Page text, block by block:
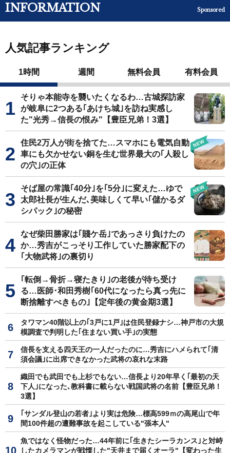
INFORMATION Sponsored
人気記事ランキング
1時間 週間 無料会員 有料会員
そりゃ本能寺を襲いたくなるわ…古城探訪家
が岐阜に2つある｢あけち城｣を訪ね実感し
た"光秀→信長の恨み"【豊臣兄弟！3選】
住民2万人が街を捨てた…スマホにも電気自動
車にも欠かせない銅を生む世界最大の｢人殺し
の穴｣の正体
そば屋の常識｢40分｣を｢5分｣に変えた…ゆで
太郎社長が生んだ､美味しくて早い｢儲かるダ
シパック｣の秘密
なぜ柴田勝家は｢賤ケ岳｣であっさり負けたの
か…秀吉がこっそり工作していた勝家配下の
｢大物武将｣の裏切り
｢転倒→骨折→寝たきり｣の老後が待ち受け
る…医師･和田秀樹｢60代になったら真っ先に
断捨離すべきもの｣【定年後の黄金期3選】
タワマン40階以上の｢3戸に1戸｣は住民登録ナシ…神戸市の大規
模調査で判明した｢住まない買い手｣の実態
信長を支える四天王の一人だったのに…秀吉にハメられて｢清
須会議｣に出席できなかった武将の哀れな末路
織田でも武田でも上杉でもない…信長より20年早く｢最初の天
下人｣になった､教科書に載らない戦国武将の名前【豊臣兄弟！
3選】
｢サンダル登山の若者｣より実は危険…標高599ｍの高尾山で年
間100件超の遭難事故を起こしている"張本人"
魚ではなく怪物だった…44年前に｢生きたシーラカンス｣と対峙
したカメラマンが戦慄した"天井まで届くオーラ"【変わった生